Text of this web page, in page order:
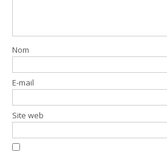
Nom
E-mail
Site web